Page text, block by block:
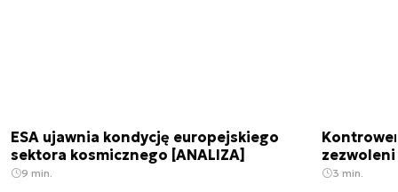
ESA ujawnia kondycję europejskiego
sektora kosmicznego [ANALIZA]
9 min. 3 min.